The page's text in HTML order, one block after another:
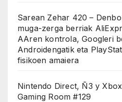
Sarean Zehar 420 –
muga-zerga berriak
AAren kontrola, Googleri
Androidengatik eta
fisikoen amaiera
Nintendo Direct, Ñ3 y
Gaming Room #129